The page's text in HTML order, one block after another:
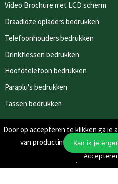
Video Brochure met LCD scherm
Draadloze opladers bedrukken
Telefoonhouders bedrukken
Drinkflessen bedrukken
Hoofdtelefoon bedrukken
Paraplu's bedrukken
Tassen bedrukken
Nieuwsbrieven
Schrijf je in voor onze
onze leuke aanbiedingen of
Door op accepteren te klikken ga je
van productinformatie zoals